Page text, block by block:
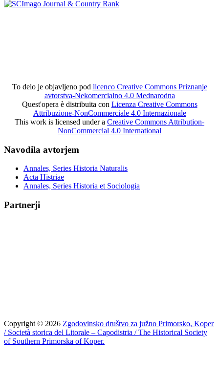
To delo je objavljeno pod licenco Creative Commons Priznanje
avtorstva-Nekomercialno 4.0 Mednarodna
Quest'opera è distribuita con Licenza Creative Commons
Attribuzione-NonCommerciale 4.0 Internazionale
This work is licensed under a Creative Commons Attribution-
NonCommercial 4.0 International
Navodila avtorjem
Annales, Series Historia Naturalis
Acta Histriae
Annales, Series Historia et Sociologia
Partnerji
Copyright © 2026 Zgodovinsko društvo za južno Primorsko, Koper
/ Società storica del Litorale – Capodistria / The Historical Society
of Southern Primorska of Koper.